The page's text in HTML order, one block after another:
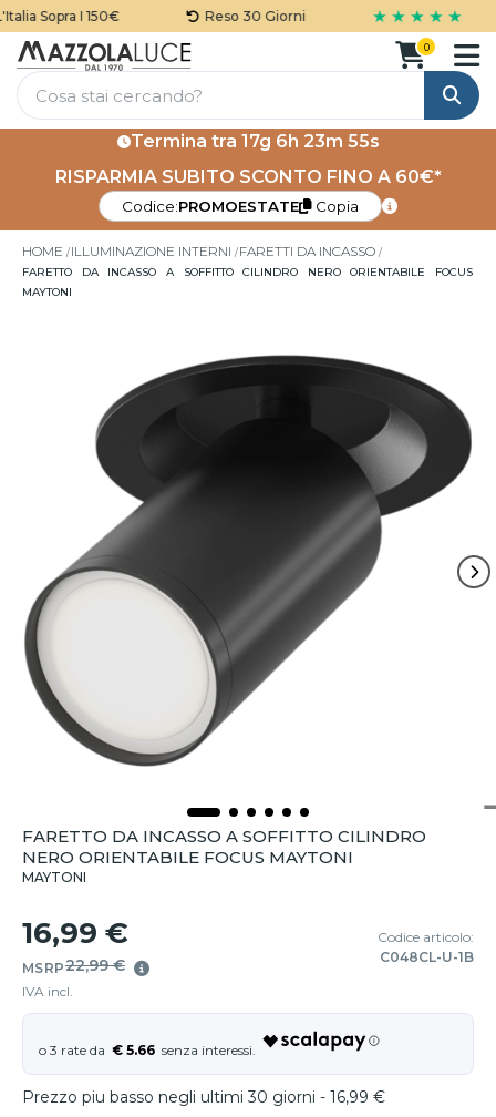
Sopra I 150€ Reso 30 Giorni ★ ★ ★ ★ ★
Cerca
0
Termina tra 17g 6h 23m 54s
RISPARMIA SUBITO SCONTO FINO A 60€*
Codice:PROMOESTATE Copia
HOME ILLUMINAZIONE INTERNI FARETTI DA INCASSO
FARETTO DA INCASSO A SOFFITTO CILINDRO NERO ORIENTABILE FOCUS
MAYTONI
FARETTO DA INCASSO A SOFFITTO CILINDRO
NERO ORIENTABILE FOCUS MAYTONI
MAYTONI
16,99 €
MSRP22,99 €
IVA incl.
Codice articolo:
C048CL-U-1B
€ 5.66
Prezzo piu basso negli ultimi 30 giorni - 16,99 €